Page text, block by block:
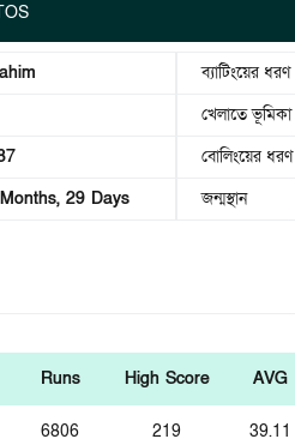
29 Days
ব্যাটিংয়ের ধরণ
খেলাতে ভূমিকা
বোলিংয়ের ধরণ
জন্মস্থান
Runs High Score AVG
6806 219 39.11